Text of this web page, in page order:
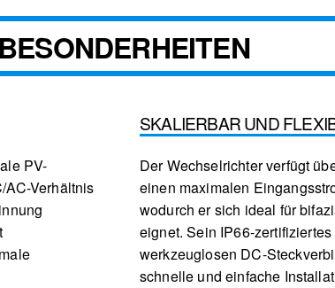
BESONDERHEITEN
PV-
Verhältnis
SKALIERBAR UND
Der Wechselrichter verfügt
einen maximalen
wodurch er sich ideal für
eignet. Sein IP66-
werkzeuglosen DC-
schnelle und einfache